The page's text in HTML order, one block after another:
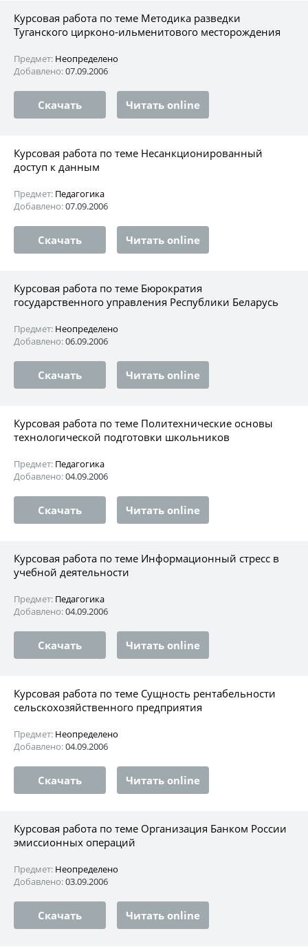
Курсовая работа по теме Методика разведки
Туганского цирконо-ильменитового месторождения
Предмет: Неопределено
Добавлено:07.09.2006
Скачать Читать online
Курсовая работа по теме Несанкционированный
доступ к данным
Предмет: Педагогика
Добавлено:07.09.2006
Скачать Читать online
Курсовая работа по теме Бюрократия
государственного управления Республики Беларусь
Предмет: Неопределено
Добавлено:06.09.2006
Скачать Читать online
Курсовая работа по теме Политехнические основы
технологической подготовки школьников
Предмет: Педагогика
Добавлено:04.09.2006
Скачать Читать online
Курсовая работа по теме Информационный стресc в
учебной деятельности
Предмет: Педагогика
Добавлено:04.09.2006
Скачать Читать online
Курсовая работа по теме Сущность рентабельности
сельскохозяйственного предприятия
Предмет: Неопределено
Добавлено:04.09.2006
Скачать Читать online
Курсовая работа по теме Организация Банком России
эмиссионных операций
Предмет: Неопределено
Добавлено:03.09.2006
Скачать Читать online